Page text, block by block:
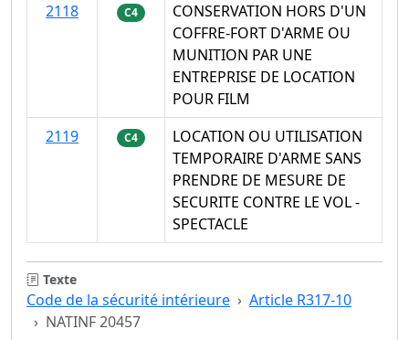
2118
C4
CONSERVATION HORS D'UN
COFFRE-FORT D'ARME OU
MUNITION PAR UNE
ENTREPRISE DE LOCATION
POUR FILM
2119
C4
LOCATION OU UTILISATION
TEMPORAIRE D'ARME SANS
PRENDRE DE MESURE DE
SECURITE CONTRE LE VOL -
SPECTACLE
Texte
Code de la sécurité intérieure
Article R317-10
NATINF 20457